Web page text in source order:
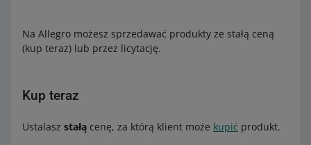
Na Allegro możesz sprzedawać produkty ze stałą ceną
(kup teraz) lub przez licytację.
Kup teraz
Ustalasz stałą cenę, za którą klient może kupić produkt.